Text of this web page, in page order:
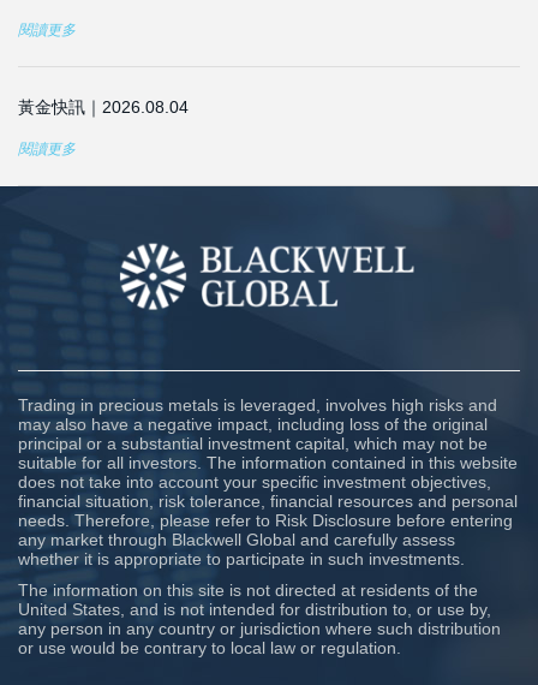
閱讀更多
黃金快訊｜2026.08.04
閱讀更多
Trading in precious metals is leveraged, involves high risks and
may also have a negative impact, including loss of the original
principal or a substantial investment capital, which may not be
suitable for all investors. The information contained in this website
does not take into account your specific investment objectives,
financial situation, risk tolerance, financial resources and personal
needs. Therefore, please refer to Risk Disclosure before entering
any market through Blackwell Global and carefully assess
whether it is appropriate to participate in such investments.
The information on this site is not directed at residents of the
United States, and is not intended for distribution to, or use by,
any person in any country or jurisdiction where such distribution
or use would be contrary to local law or regulation.